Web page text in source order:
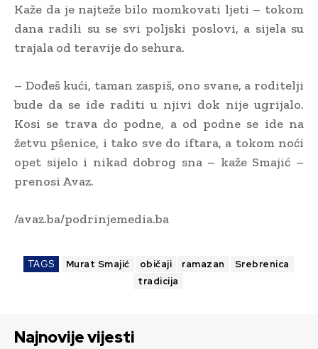
Kaže da je najteže bilo momkovati ljeti – tokom
dana radili su se svi poljski poslovi, a sijela su
trajala od teravije do sehura.
– Dođeš kući, taman zaspiš, ono svane, a roditelji
bude da se ide raditi u njivi dok nije ugrijalo.
Kosi se trava do podne, a od podne se ide na
žetvu pšenice, i tako sve do iftara, a tokom noći
opet sijelo i nikad dobrog sna – kaže Smajić –
prenosi Avaz.
/avaz.ba/podrinjemedia.ba
TAGS Murat Smajić običaji ramazan
Srebrenica
tradicija
Najnovije vijesti